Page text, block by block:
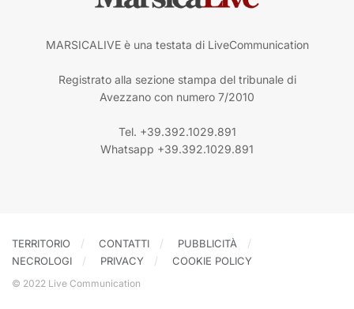
MARSICALIVE è una testata di LiveCommunication
Registrato alla sezione stampa del tribunale di
Avezzano con numero 7/2010
Tel. +39.392.1029.891
Whatsapp +39.392.1029.891
TERRITORIO CONTATTI
PUBBLICITÀ
NECROLOGI
PRIVACY COOKIE POLICY
© 2022 Live Communication